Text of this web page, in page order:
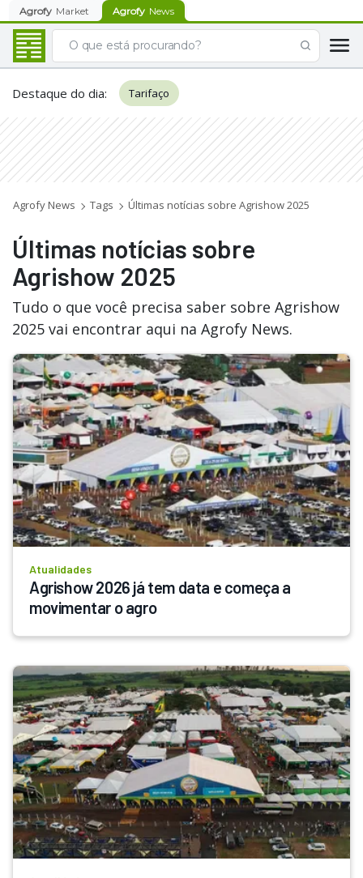
Agrofy Market Agrofy News
Destaque do dia: Tarifaço
Agrofy News Tags Últimas notícias sobre Agrishow 2025
Últimas notícias sobre
Agrishow 2025
Tudo o que você precisa saber sobre Agrishow
2025 vai encontrar aqui na Agrofy News.
Atualidades
Agrishow 2026 já tem data e começa a
movimentar o agro